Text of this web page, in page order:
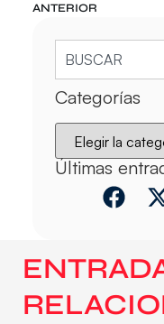
ANTERIOR
Categorías
Últimas